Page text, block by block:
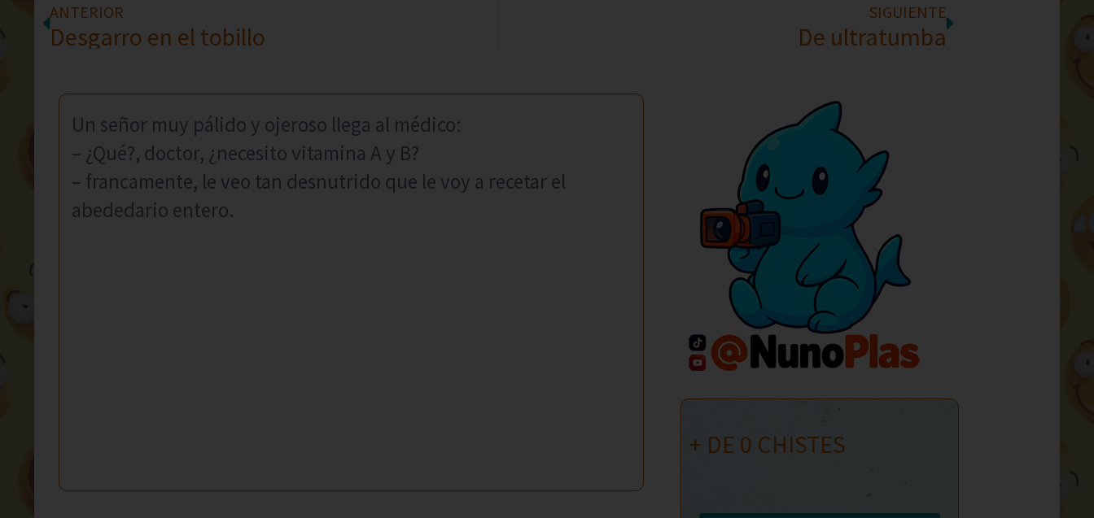
ANTERIOR
Desgarro en el tobillo
SIGUIENTE
De ultratumba
Un señor muy pálido y ojeroso llega al médico:
– ¿Qué?, doctor, ¿necesito vitamina A y B?
– francamente, le veo tan desnutrido que le voy a recetar el
abededario entero.
+ DE 0 CHISTES